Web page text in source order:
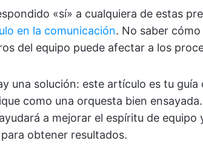
«sí» a cualquiera de estas
en la comunicación. No saber
del equipo puede afectar a los
una solución: este artículo es tu
como una orquesta bien
a mejorar el espíritu de
obtener resultados.